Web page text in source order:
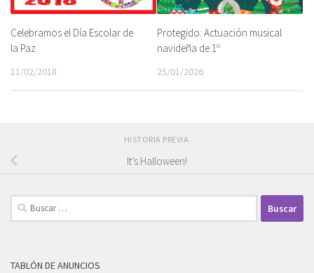
Celebramos el Día Escolar de
la Paz
11/02/2018
Protegido: Actuación musical
navideña de 1º
25/01/2026
HISTORIA PREVIA
It’s Halloween!
Buscar:
TABLÓN DE ANUNCIOS